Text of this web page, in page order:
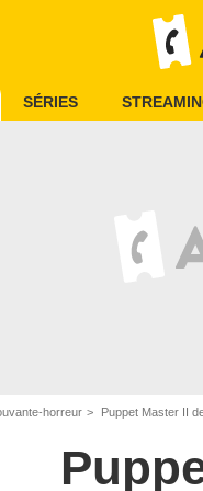
SÉRIES
horreur Puppet Master II